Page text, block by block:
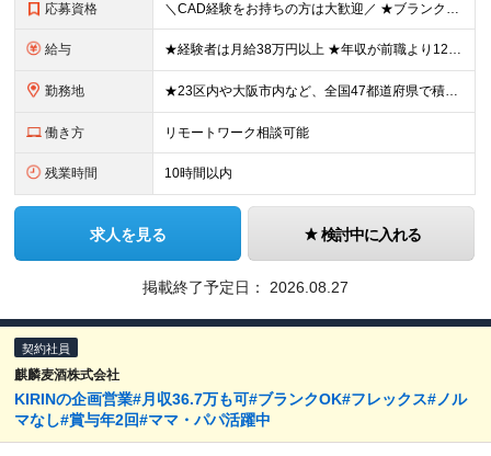
応募資格 ＼CAD経験をお持ちの方は大歓迎／ ★ブランクがある方・スキルアップしたい方もOK！ ■人物重視の採用 ■転職回数不問 ■学歴不問 ＼こんな方にピッタリです／ ◆今よりもっとスキルを磨きたい ◆機
給与 ★経験者は月給38万円以上 ★年収が前職より120万円アップした実績あり ★前職の給与を最大限に考慮します！ 【経験者】 ■月給38万円～80万円＋各種手当＋賞与年2回 【未経験者/首都圏】 ■月
勤務地 ★23区内や大阪市内など、全国47都道府県で積極採用中！ ★直行直帰OK◎ ★U・Iターン歓迎 ★会社都合の転勤なし！ ご家族の転勤などに合わせた勤務先の変更はOK◎ ★大阪・東京・名古屋・福岡への引
働き方 リモートワーク相談可能
残業時間 10時間以内
求人を見る 検討中に入れる
掲載終了予定日： 2026.08.27
契約社員
麒麟麦酒株式会社
KIRINの企画営業#月収36.7万も可#ブランクOK#フレックス#ノル
マなし#賞与年2回#ママ・パパ活躍中